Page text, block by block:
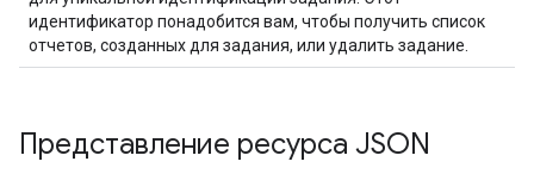
идентификатор понадобится вам, чтобы получить список
отчетов, созданных для задания, или удалить задание.
Представление ресурса JSON